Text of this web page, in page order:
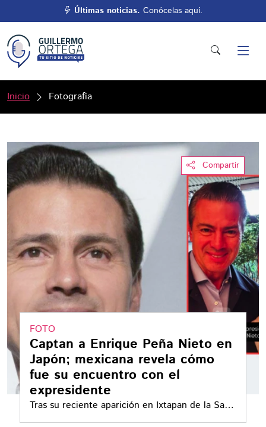
Últimas noticias. Conócelas aquí.
Inicio Fotografía
Compartir
FOTO
Captan a Enrique Peña Nieto en
Japón; mexicana revela cómo
fue su encuentro con el
expresidente
Tras su reciente aparición en Ixtapan de la Sal,
el expresidente Enrique Peña Nieto fue visto